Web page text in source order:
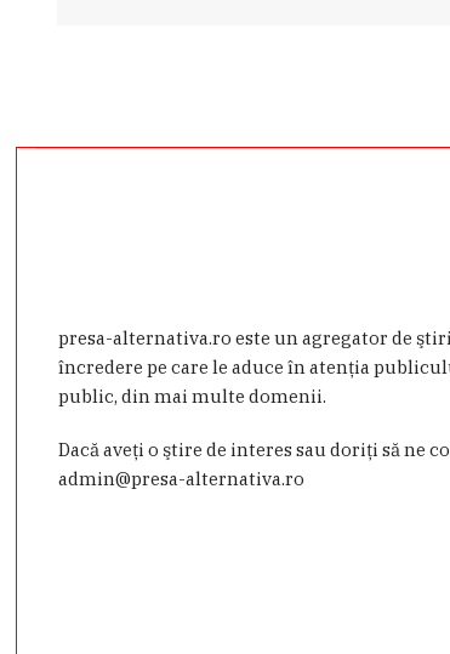
presa-alternativa.ro este un agregator de
încredere pe care le aduce în atenţia
public, din mai multe domenii.
Dacă aveţi o ştire de interes sau doriţi să ne
admin@presa-alternativa.ro